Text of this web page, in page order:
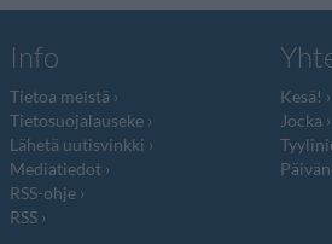
Info
Tietoa meistä
Tietosuojalauseke
Lähetä uutisvinkki
Mediatiedot
RSS-ohje
RSS
Kesä!
Jocka